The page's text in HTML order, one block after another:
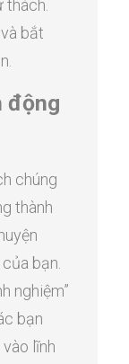
bắt
động
chúng
thành
bạn.
nghiệm”
bạn
lĩnh